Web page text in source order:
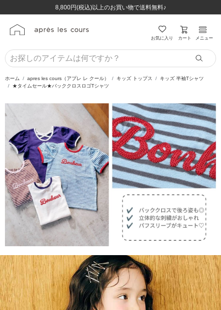
8,800円(税込)以上のお買い物で送料無料♪
ほぼ全品半額！！8/12(水)お昼12:59まで！！
8,800円(税込)以上のお買い物で送料無料♪
ほぼ全品半額！！8/12(水)お昼12:59まで！！
お気に入り カート メニュー
ホーム apres les cours（アプレ レ クール） キッズ トップス
キッズ 半袖Tシャツ
★タイムセール★バッククロスロゴTシャツ